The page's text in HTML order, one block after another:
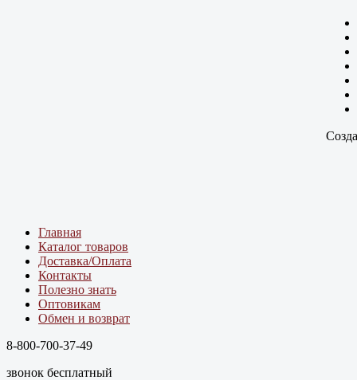
Главная
Каталог товаров
Доставка/Оплата
Контакты
Полезно знать
Оптовикам
Обмен и возврат
8-800-700-37-49
звонок бесплатный